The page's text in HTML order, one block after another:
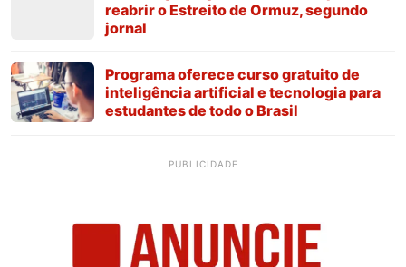
reabrir o Estreito de Ormuz, segundo
jornal
Programa oferece curso gratuito de
inteligência artificial e tecnologia para
estudantes de todo o Brasil
PUBLICIDADE